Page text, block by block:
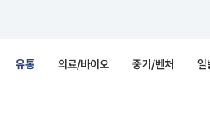
유통 의료/바이오 중기/벤처 일